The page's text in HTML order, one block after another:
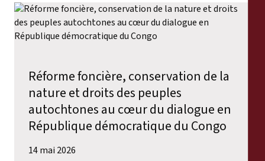
Nous soutenir
Rapports
Matériel de formation
Documents d'information
Réforme foncière, conservation de la
nature et droits des peuples
autochtones au cœur du dialogue en
République démocratique du Congo
14 mai 2026